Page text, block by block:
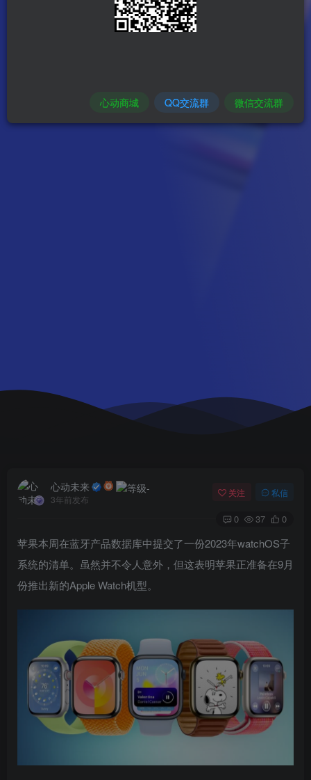
心动未来
3年前发布
关注 私信
0 37 0
苹果本周在蓝牙产品数据库中提交了一份2023年watchOS子
系统的清单。虽然并不令人意外，但这表明苹果正准备在9月
份推出新的Apple Watch机型。
心动商城 QQ交流群 微信交流群